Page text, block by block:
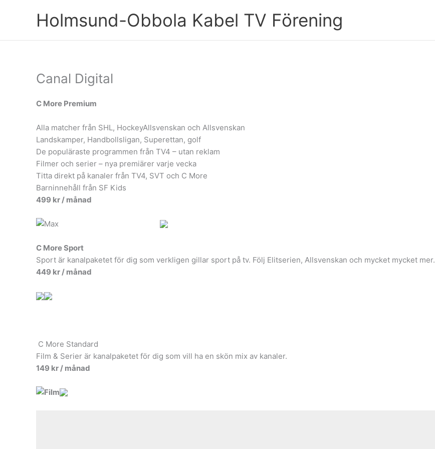
Holmsund-Obbola Kabel TV Förening
Canal Digital
C More Premium
Alla matcher från SHL, HockeyAllsvenskan och Allsvenskan
Landskamper, Handbollsligan, Superettan, golf
De populäraste programmen från TV4 – utan reklam
Filmer och serier – nya premiärer varje vecka
Titta direkt på kanaler från TV4, SVT och C More
Barninnehåll från SF Kids
499 kr / månad
C More Sport
Sport är kanalpaketet för dig som verkligen gillar sport på tv. Följ Elitserien, Allsvenskan och mycket mycket mer.
449 kr / månad
C More Standard
Film & Serier är kanalpaketet för dig som vill ha en skön mix av kanaler.
149 kr / månad